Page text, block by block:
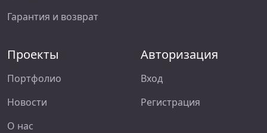
Гарантия и возврат
Проекты
Портфолио
Новости
О нас
Авторизация
Вход
Регистрация